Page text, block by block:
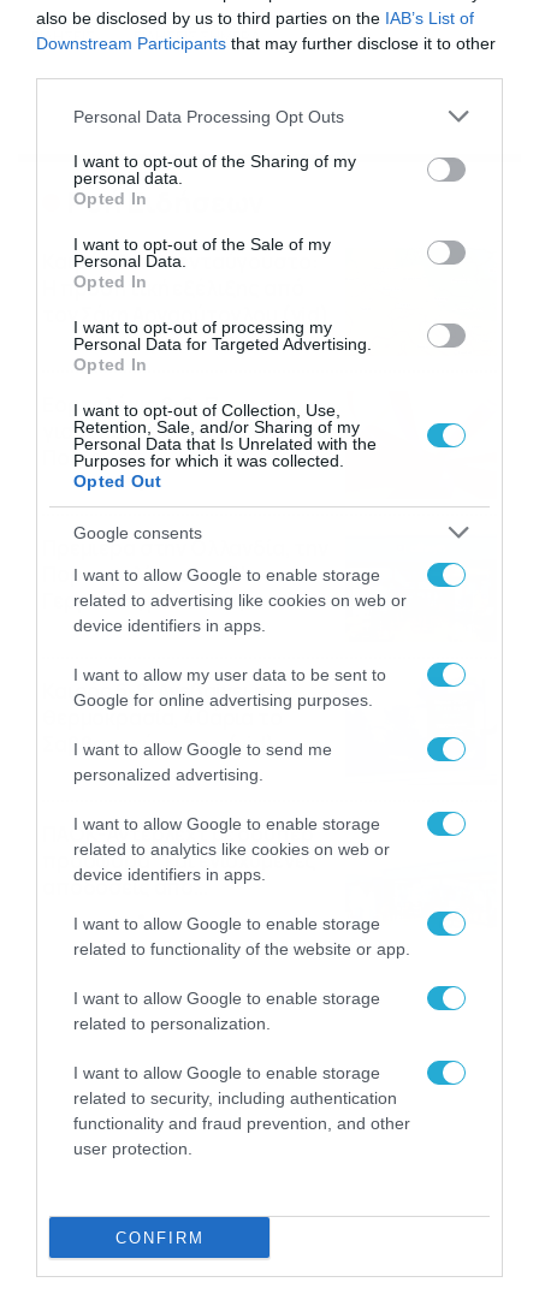
also be disclosed by us to third parties on the IAB’s List of
Downstream Participants that may further disclose it to other
Please note that this website/app uses one or more Google
not limited to your visit or usage behaviour. You may click to
grant or deny consent to Google and its third-party tags to
use your data for below specified purposes in below Google
consent section.
Personal Data Processing Opt Outs
I want to opt-out of the Sharing of my
personal data.
Opted In
I want to opt-out of the Sale of my
Personal Data.
Opted In
I want to opt-out of processing my
Personal Data for Targeted Advertising.
Opted In
I want to opt-out of Collection, Use,
Retention, Sale, and/or Sharing of my
Personal Data that Is Unrelated with the
Purposes for which it was collected.
Opted Out
Google consents
I want to allow Google to enable storage
related to advertising like cookies on web or
device identifiers in apps.
I want to allow my user data to be sent to
Google for online advertising purposes.
I want to allow Google to send me
personalized advertising.
I want to allow Google to enable storage
related to analytics like cookies on web or
device identifiers in apps.
I want to allow Google to enable storage
related to functionality of the website or app.
I want to allow Google to enable storage
related to personalization.
I want to allow Google to enable storage
related to security, including authentication
functionality and fraud prevention, and other
user protection.
CONFIRM
ΕΙΔΗΣΕΙΣ ΕΙΔΗΣΕΙΣ ΣΗΜΕΡΑ
Ροή Ειδήσεων
Καιρός Δεκαπενταύγουστο:
Η προοπτική εξέλιξης από
τον Σάκη Αρναούτογλου (vid)
08/08/2026 08:51
Εορτολόγιο 8-8: Ποιοι
γιορτάζουν σήμερα; Χρόνια
Πολλά
08/08/2026 08:25
Πρεμιέρα στην Ολλανδία, την
Πορτογαλία και τη Β’
Γερμανίας με πολλές
στοιχηματικές επιλογές από
07/08/2026 16:41
Καιρός 6-8: Ανεβαίνει η
θερμοκρασία, 40άρια το
Σαββατοκύριακο… (vid)
06/08/2026 22:00
ΠΑΟΚ-Άντερλεχτ με σούπερ
προσφορά* και ενισχυμένες
αποδόσεις από
το Pamestoixima.gr
06/08/2026 14:02